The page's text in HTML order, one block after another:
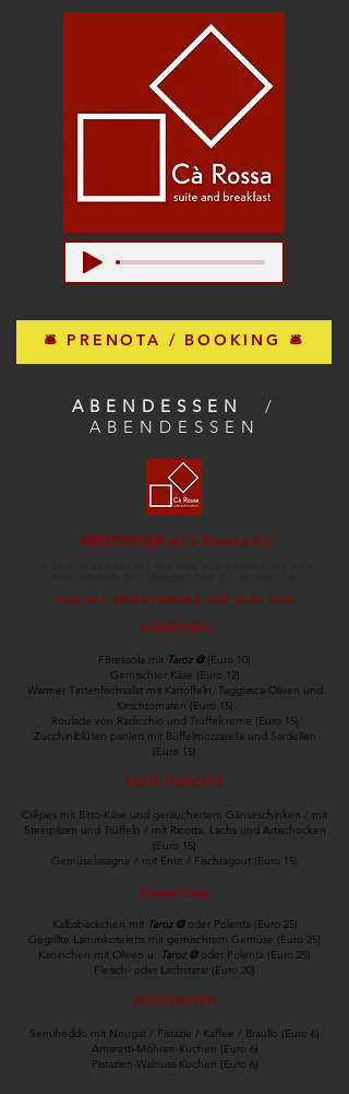
🛎 PRENOTA / BOOKING 🛎
ABENDESSEN
/
ABENDESSEN
ABENDESSEN @ Cà Rossa s & b
VORSPEISEN
FBresaola mit Taroz @(Euro 10)
Gemischter Käse (Euro 12)
Warmer Tintenfischsalat mit Kartoffeln, Taggiasca-Oliven und
Kirschtomaten (Euro 15)
Roulade von Radicchio und Trüffelcreme (Euro 15)
Zucchiniblüten paniert mit Büffelmozzarella und Sardellen
(Euro 15)
ERSTE GERICHTE
Crêpes mit Bitto-Käse und geräuchertem Gänseschinken / mit
Steinpilzen und Trüffeln / mit Ricotta, Lachs und Artischocken
(Euro 15)
Gemüselasagne / mit Ente / Fischragout (Euro 15)
Zweite Kurse
Kalbsbäckchen mit Taroz @oder Polenta (Euro 25)
Gegrillte Lammkoteletts mit gemischtem Gemüse (Euro 25)
Kaninchen mit Oliven u
Taroz @oder Polenta (Euro 25)
Fleisch- oder Lachstatar (Euro 20)
SÜSSIGKEITEN
Semifreddo mit Nougat / Pistazie / Kaffee / Braulio (Euro 6)
Amaretti-Möhren-Kuchen (Euro 6)
Pistazien-Walnuss-Kuchen (Euro 6)
nur mit Reservierung vor 13:00 Uhr